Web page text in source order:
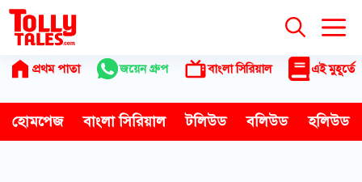
Skip
content
প্রথম পাতা জয়েন গ্রুপ বাংলা সিরিয়াল এই মুহূর্তে
হোমপেজ বাংলা সিরিয়াল টলিউড বলিউড হলিউড